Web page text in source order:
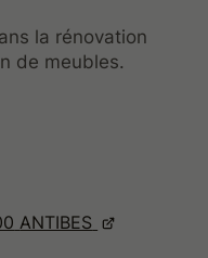
ANTIBES
la rénovation
de meubles.